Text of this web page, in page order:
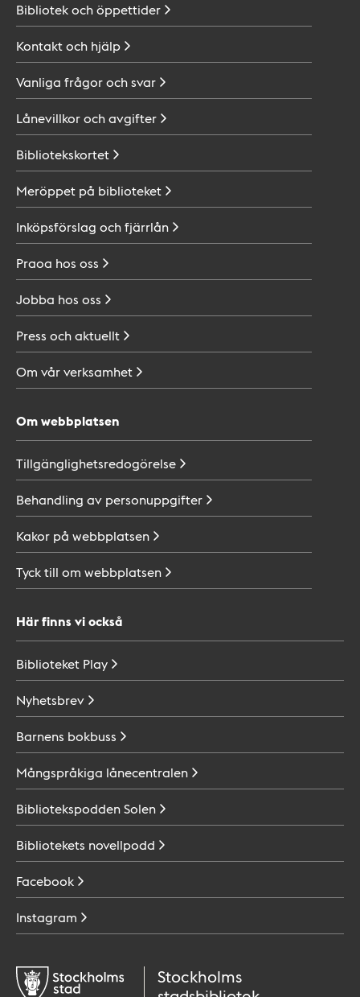
Bibliotek ochöppettider
Kontakt och hjälp
Vanliga frågor ochsvar
Lånevillkor ochavgifter
Bibliotekskortet
Meröppet på biblioteket
Inköpsförslag ochfjärrlån
Praoa hos oss
Jobba hos oss
Press ochaktuellt
Om vårverksamhet
Om webbplatsen
Tillgänglighetsredogörelse
Behandling av personuppgifter
Kakor på webbplatsen
Tyck till om webbplatsen
Här finns vi också
Biblioteket Play
Nyhetsbrev
Barnens bokbuss
Mångspråkiga lånecentralen
BibliotekspoddenSolen
Bibliotekets novellpodd
Facebook
Instagram
Stockholms